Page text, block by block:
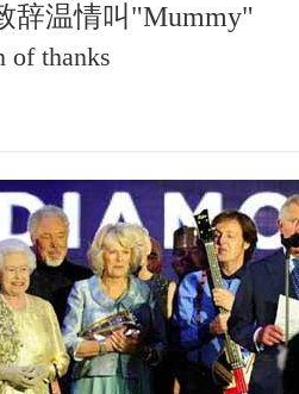
辞温情叫"Mummy"
of thanks